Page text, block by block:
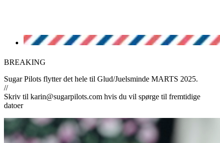
BREAKING
Sugar Pilots flytter det hele til Glud/Juelsminde MARTS 2025.
//
Skriv til karin@sugarpilots.com hvis du vil spørge til fremtidige
datoer